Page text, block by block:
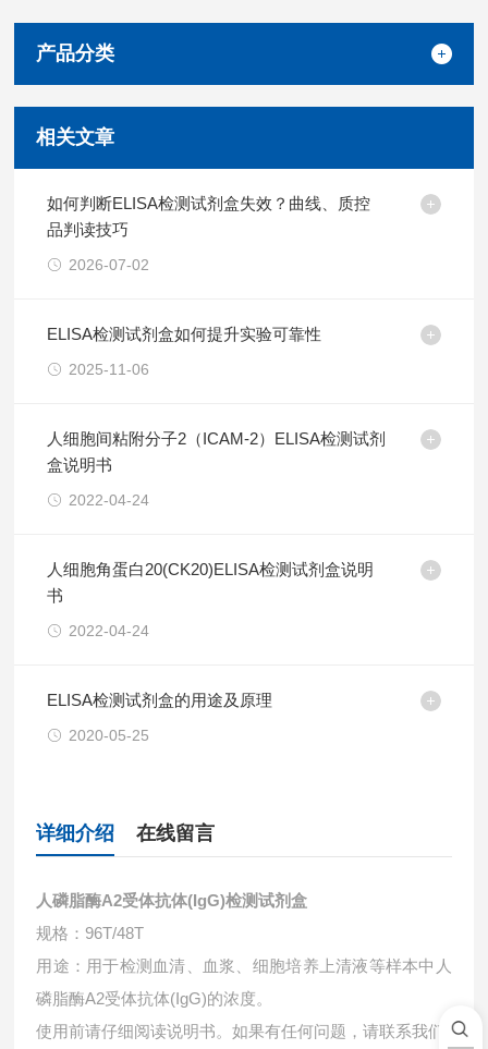
产品分类
相关文章
如何判断ELISA检测试剂盒失效？曲线、质控
品判读技巧
2026-07-02
ELISA检测试剂盒如何提升实验可靠性
2025-11-06
人细胞间粘附分子2（ICAM-2）ELISA检测试剂
盒说明书
2022-04-24
人细胞角蛋白20(CK20)ELISA检测试剂盒说明
书
2022-04-24
ELISA检测试剂盒的用途及原理
2020-05-25
详细介绍 在线留言
人磷脂酶A2受体抗体(IgG)检测试剂盒
规格：96T/48T
用途：用于检测血清、血浆、细胞培养上清液等样本中 人
磷脂酶A2受体抗体(IgG)的浓度。
使用前请仔细阅读说明书。如果有任何问题，请联系我们